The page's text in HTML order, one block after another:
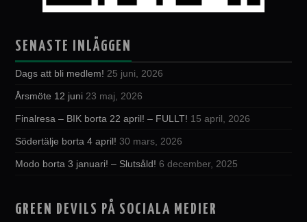
SENASTE INLÄGGEN
Dags att bli medlem! 25 juni, 2026
Årsmöte 12 juni 23 maj, 2026
Finalresa – BIK borta 22 april! – FULLT! 15 april, 2026
Södertälje borta 4 april! 30 mars, 2026
Modo borta 3 januari! – Slutsåld! 6 december, 2025
GREEN DEVILS PÅ SOCIALA MEDIER